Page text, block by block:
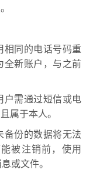
相同的电话号码重
全新账户，与之前
户需通过短信或电
属于本人。
备份的数据将无法
被注销前，使用
或文件。